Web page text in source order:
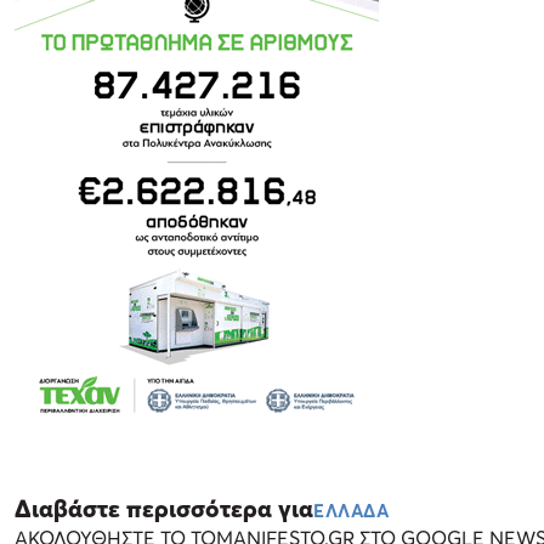
Διαβάστε περισσότερα γιαΕΛΛΑΔΑ
ΑΚΟΛΟΥΘΗΣΤΕ ΤΟ TOMANIFESTO.GR ΣΤΟ GOOGLE